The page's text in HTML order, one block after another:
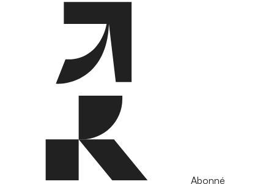
Abonné